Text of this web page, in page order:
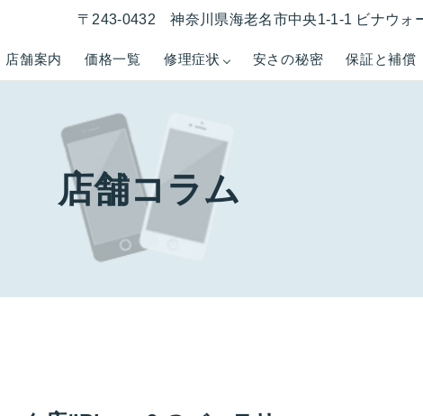
店舗案内 価格一覧 修理症状 安さの秘密 保証と補償
〒243-0432 神奈川県海老名市中央1-1-1 ビナウォ
店舗コラム